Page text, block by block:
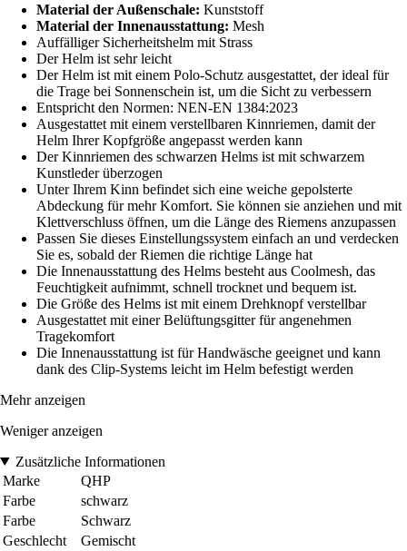
Material der Außenschale: Kunststoff
Material der Innenausstattung: Mesh
Auffälliger Sicherheitshelm mit Strass
Der Helm ist sehr leicht
Der Helm ist mit einem Polo-Schutz ausgestattet, der ideal für
die Trage bei Sonnenschein ist, um die Sicht zu verbessern
Entspricht den Normen: NEN-EN 1384:2023
Ausgestattet mit einem verstellbaren Kinnriemen, damit der
Helm Ihrer Kopfgröße angepasst werden kann
Der Kinnriemen des schwarzen Helms ist mit schwarzem
Kunstleder überzogen
Unter Ihrem Kinn befindet sich eine weiche gepolsterte
Abdeckung für mehr Komfort. Sie können sie anziehen und mit
Klettverschluss öffnen, um die Länge des Riemens anzupassen
Passen Sie dieses Einstellungssystem einfach an und verdecken
Sie es, sobald der Riemen die richtige Länge hat
Die Innenausstattung des Helms besteht aus Coolmesh, das
Feuchtigkeit aufnimmt, schnell trocknet und bequem ist.
Die Größe des Helms ist mit einem Drehknopf verstellbar
Ausgestattet mit einer Belüftungsgitter für angenehmen
Tragekomfort
Die Innenausstattung ist für Handwäsche geeignet und kann
dank des Clip-Systems leicht im Helm befestigt werden
Mehr anzeigen
Weniger anzeigen
Zusätzliche Informationen
Marke
QHP
Farbe
schwarz
Farbe
Schwarz
Geschlecht
Gemischt